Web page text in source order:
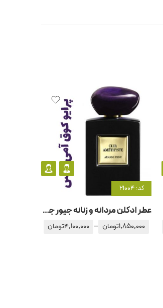
کد: 21004
عطر ادکلن مردانه و زنانه جیور جیو آرمانی -جورجیو آرمانی پرایو کوق آمی تیس
1,850,000تومان –
4,100,000تومان